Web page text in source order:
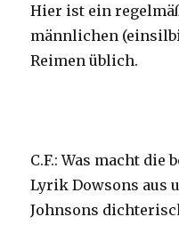
Hier ist ein
männlichen
Reimen üblich.
C.F.: Was macht die
Lyrik Dowsons aus
Johnsons